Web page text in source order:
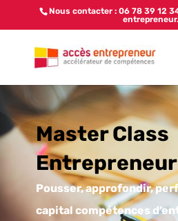
Nous contacter : 06 78 39 12
Master Class
Entrepreneur
Pousser, approfondir,
capital compétences